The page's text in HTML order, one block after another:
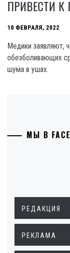
ПРИВЕСТИ
10 ФЕВРАЛЯ, 2022
Медики заявляют,
обезболивающих
шума в ушах.
МЫ В
РЕДАКЦИЯ
РЕКЛАМА